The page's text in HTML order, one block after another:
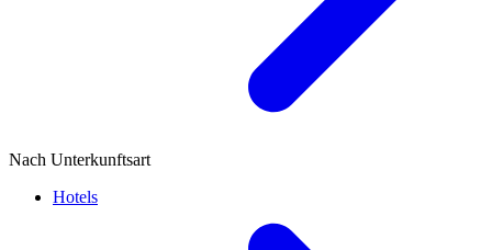
Nach Unterkunftsart
Hotels